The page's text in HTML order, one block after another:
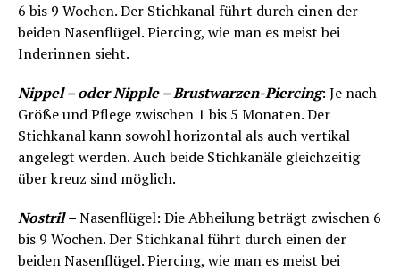
6 bis 9 Wochen. Der Stichkanal führt durch einen der
beiden Nasenflügel. Piercing, wie man es meist bei
Inderinnen sieht.
Nippel – oder Nipple – Brustwarzen-Piercing: Je nach
Größe und Pflege zwischen 1 bis 5 Monaten. Der
Stichkanal kann sowohl horizontal als auch vertikal
angelegt werden. Auch beide Stichkanäle gleichzeitig
über kreuz sind möglich.
Nostril–Nasenflügel: Die Abheilung beträgt zwischen 6
bis 9 Wochen. Der Stichkanal führt durch einen der
beiden Nasenflügel. Piercing, wie man es meist bei